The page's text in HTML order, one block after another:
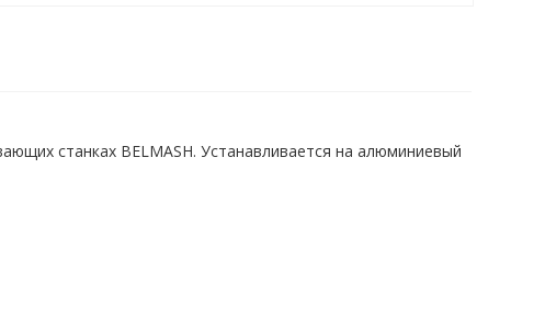
станках BELMASH. Устанавливается на алюминиевый